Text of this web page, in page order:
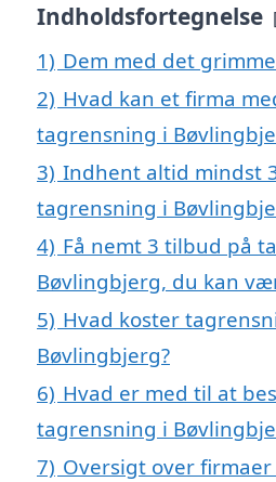
Indholdsfortegnelse
1) Dem med det
2) Hvad kan et firma
tagrensning i
3) Indhent altid mindst
tagrensning i
4) Få nemt 3 tilbud på
Bøvlingbjerg, du kan
5) Hvad koster
Bøvlingbjerg?
6) Hvad er med til at
tagrensning i
7) Oversigt over